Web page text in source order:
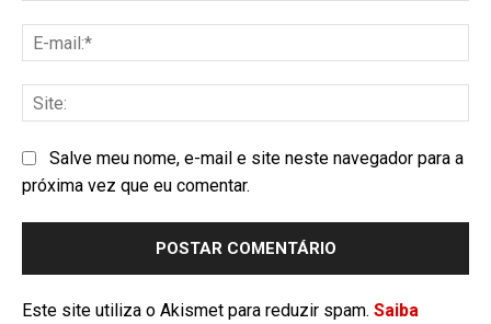
Salve meu nome, e-mail e site neste navegador para a
próxima vez que eu comentar.
Este site utiliza o Akismet para reduzir spam. Saiba